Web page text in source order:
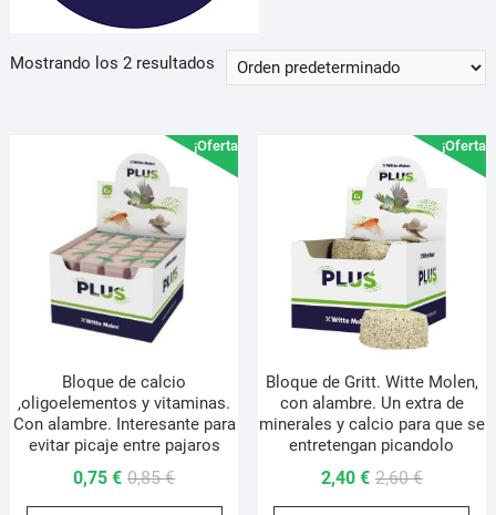
Mostrando los 2 resultados
¡Oferta!
Bloque de calcio
,oligoelementos y vitaminas.
Con alambre. Interesante para
evitar picaje entre pajaros
0,85€El
precio
0,75€
El
precio
¡Oferta!
Bloque de Gritt. Witte Molen,
con alambre. Un extra de
minerales y calcio para que se
entretengan picandolo
2,60€El
precio
2,40 €
El
precio